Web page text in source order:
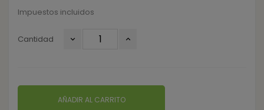
Impuestos incluidos
Cantidad
AÑADIR AL CARRITO